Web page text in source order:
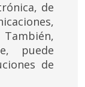
de
puede
de